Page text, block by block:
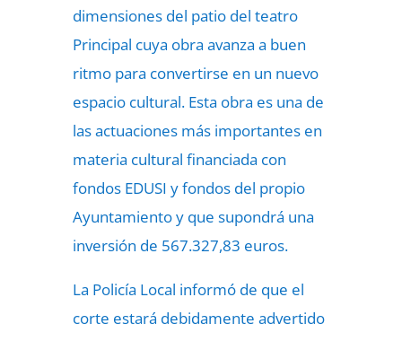
dimensiones del patio del teatro
Principal cuya obra avanza a buen
ritmo para convertirse en un nuevo
espacio cultural. Esta obra es una de
las actuaciones más importantes en
materia cultural financiada con
fondos EDUSI y fondos del propio
Ayuntamientoy que supondrá una
inversión de 567.327,83 euros.
La Policía Local informó de que el
corte estará debidamente advertido